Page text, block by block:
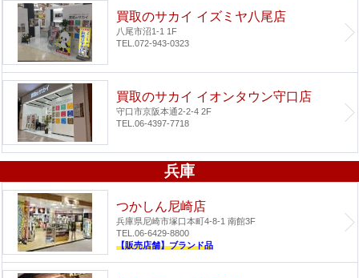
買取のサカイ イズミヤ八尾店
八尾市沼1-1 1F
TEL.072-943-0323
買取のサカイ イオンタウン守口店
守口市京阪本通2-2-4 2F
TEL.06-4397-7718
兵庫
つかしん尼崎店
兵庫県尼崎市塚口本町4-8-1 南館3F
TEL.06-6429-8800
【販売店舗】ブランド品